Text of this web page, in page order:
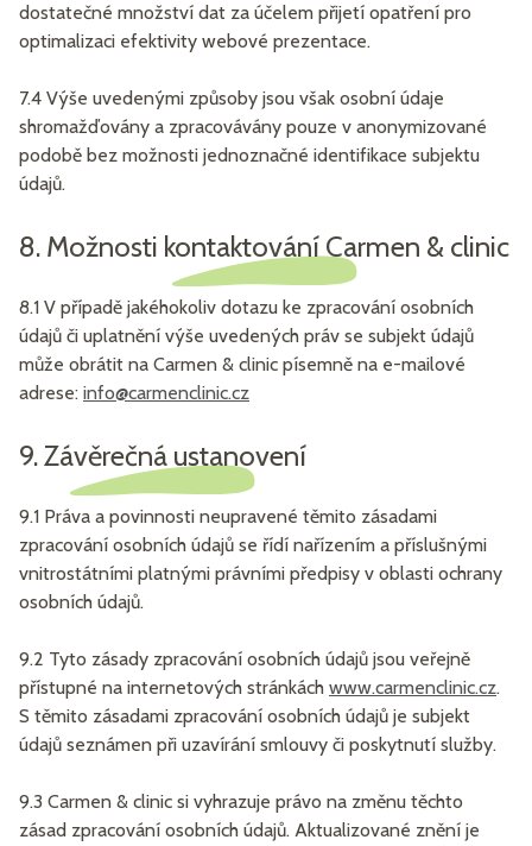
dostatečné množství dat za účelem přijetí opatření pro
optimalizaci efektivity webové prezentace.
7.4 Výše uvedenými způsoby jsou však osobní údaje
shromažďovány a zpracovávány pouze v anonymizované
podobě bez možnosti jednoznačné identifikace subjektu
údajů.
8. Možnosti kontaktování Carmen & clinic
8.1 V případě jakéhokoliv dotazu ke zpracování osobních
údajů či uplatnění výše uvedených práv se subjekt údajů
může obrátit na Carmen & clinic písemně na e-mailové
adrese: info@carmenclinic.cz
9. Závěrečná ustanovení
9.1 Práva a povinnosti neupravené těmito zásadami
zpracování osobních údajů se řídí nařízením a příslušnými
vnitrostátními platnými právními předpisy v oblasti ochrany
osobních údajů.
9.2 Tyto zásady zpracování osobních údajů jsou veřejně
přístupné na internetových stránkách www.carmenclinic.cz.
S těmito zásadami zpracování osobních údajů je subjekt
údajů seznámen při uzavírání smlouvy či poskytnutí služby.
9.3 Carmen & clinic si vyhrazuje právo na změnu těchto
zásad zpracování osobních údajů. Aktualizované znění je